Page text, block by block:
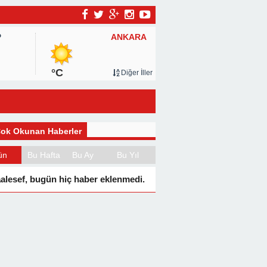
ANKARA
°C Diğer İller
Okunan Haberler
Bu Hafta Bu Ay Bu Yıl
bugün hiç haber eklenmedi.